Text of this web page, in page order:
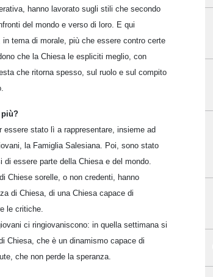
hanno lavorato sugli stili che secondo
del mondo e verso di loro. E qui
tema di morale, più che essere contro certe
che la Chiesa le espliciti meglio, con
che ritorna spesso, sul ruolo e sul compito
più?
essere stato lì a rappresentare, insieme ad
la Famiglia Salesiana. Poi, sono stato
essere parte della Chiesa e del mondo.
Chiese sorelle, o non credenti, hanno
di Chiesa, di una Chiesa capace di
le critiche.
ci ringiovaniscono: in quella settimana si
Chiesa, che è un dinamismo capace di
che non perde la speranza.